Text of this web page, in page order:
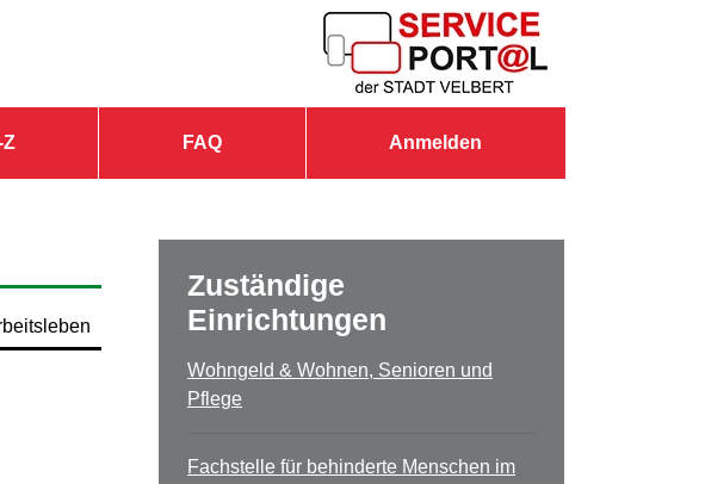
FAQ Anmelden
Zuständige
Einrichtungen
Wohngeld & Wohnen, Senioren und
Pflege
Fachstelle für behinderte Menschen im